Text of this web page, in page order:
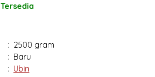
Tersedia
: 2500 gram
: Baru
: Ubin